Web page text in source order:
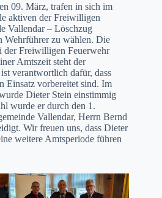
09. März, trafen in sich im
aktiven der Freiwilligen
Vallendar – Löschzug
Wehrführer zu wählen. Die
der Freiwilligen Feuerwehr
Amtszeit steht der
verantwortlich dafür, dass
Einsatz vorbereitet sind. Im
Dieter Stein einstimmig
wurde er durch den 1.
Vallendar, Herrn Bernd
Wir freuen uns, dass Dieter
weitere Amtsperiode führen